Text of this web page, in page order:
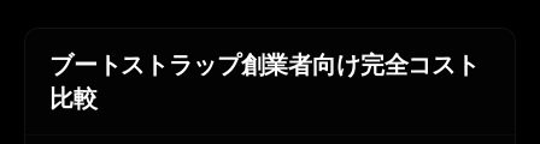
ブートストラップ創業者向け完全コスト
比較